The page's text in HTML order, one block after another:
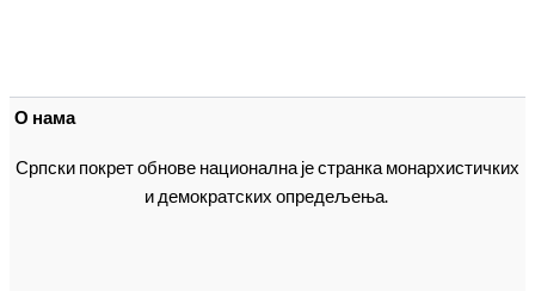
О нама
Српски покрет обнове национална је странка монархистичких
и демократских опредељења.